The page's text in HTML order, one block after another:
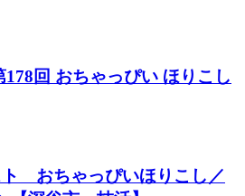
回 おちゃっぴい ほりこし
おちゃっぴいほりこし／